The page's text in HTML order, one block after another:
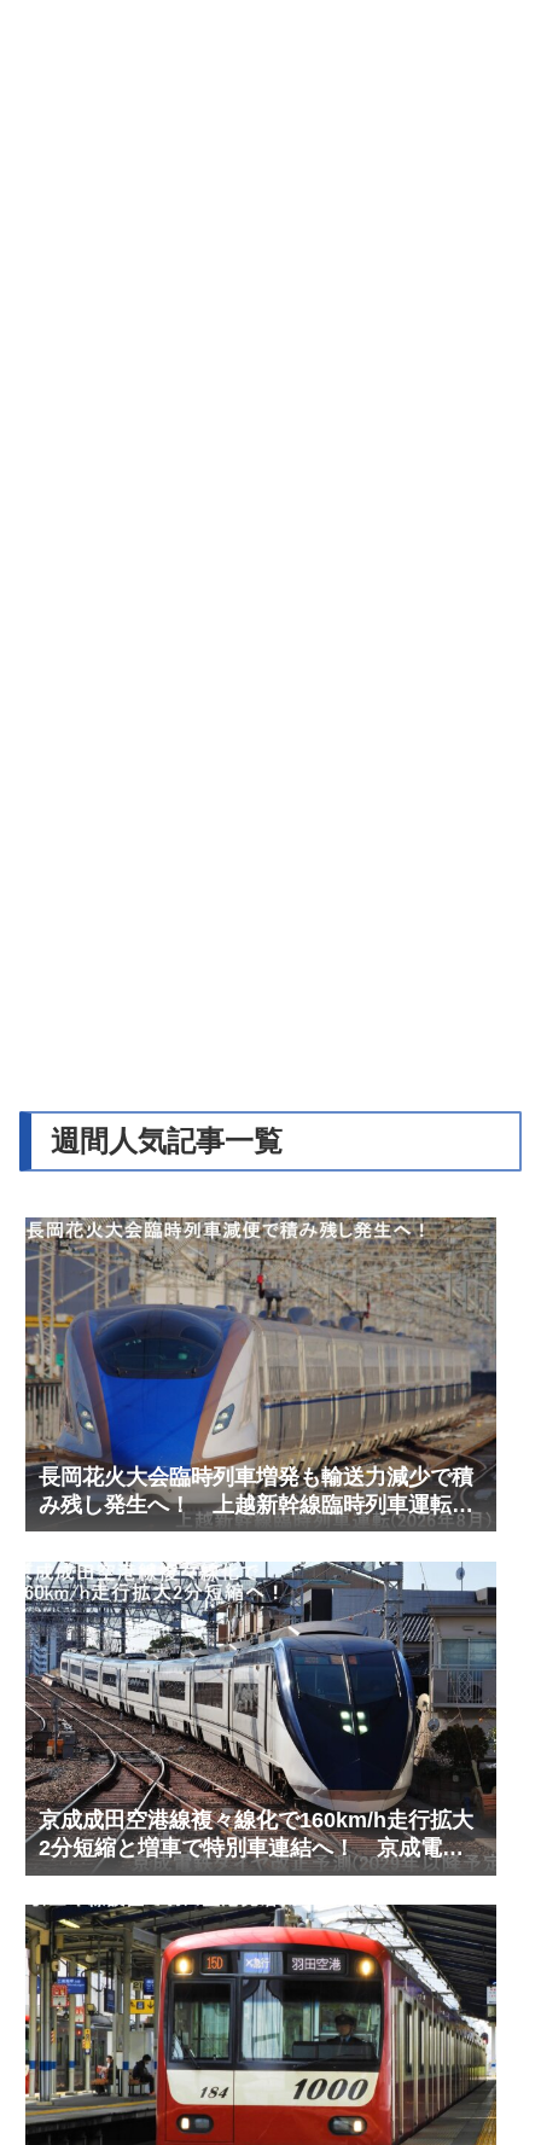
週間人気記事一覧
長岡花火大会臨時列車増発も輸送力減少で積
み残し発生へ！ 上越新幹線臨時列車運転
(2026年8月)
京成成田空港線複々線化で160km/h走行拡大
2分短縮と増車で特別車連結へ！ 京成電鉄
ダイヤ改正予測(2029年以降予定)